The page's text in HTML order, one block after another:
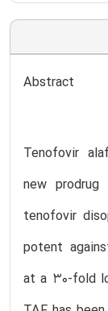
Abstract
Tenofovir
new
tenofovir
potent
at a 30-fold